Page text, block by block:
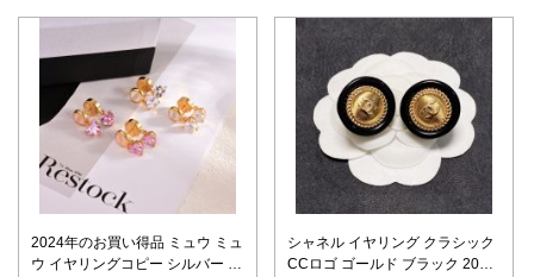
2024年のお買い得品 ミュウ ミュ
ウ イヤリングコピー シルバー レ
シャネル イヤリング クラシック
CCロゴ ゴールド ブラック 2025